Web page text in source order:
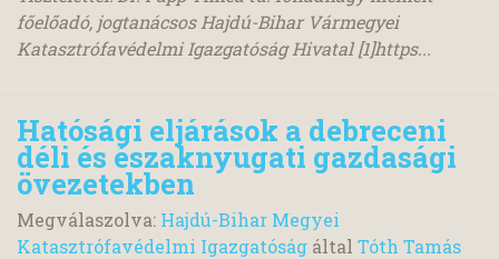
főelőadó, jogtanácsos Hajdú-Bihar Vármegyei
Katasztrófavédelmi Igazgatóság Hivatal [1]https...
Hatósági eljárások a debreceni
déli és északnyugati gazdasági
övezetekben
Megválaszolva: Hajdú-Bihar Megyei
Katasztrófavédelmi Igazgatóság által Tóth Tamás